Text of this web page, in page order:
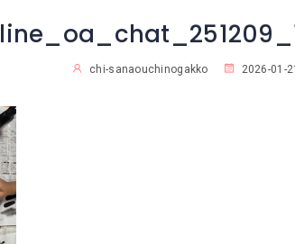
chi-sanaouchinogakko 2026-01-